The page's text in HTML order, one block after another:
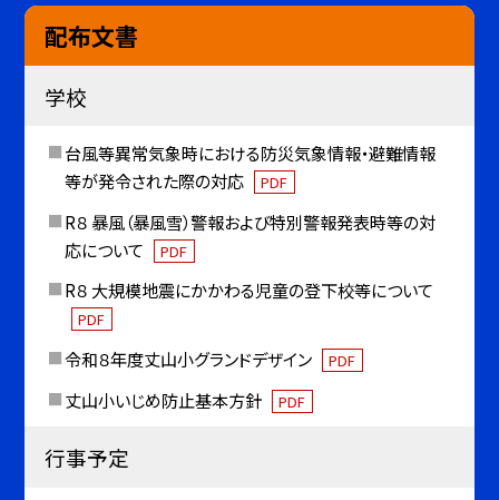
配布文書
学校
台風等異常気象時における防災気象情報・避難情報
等が発令された際の対応
PDF
R８ 暴風（暴風雪）警報および特別警報発表時等の対
応について
PDF
R８ 大規模地震にかかわる児童の登下校等について
PDF
令和８年度丈山小グランドデザイン PDF
丈山小いじめ防止基本方針 PDF
行事予定